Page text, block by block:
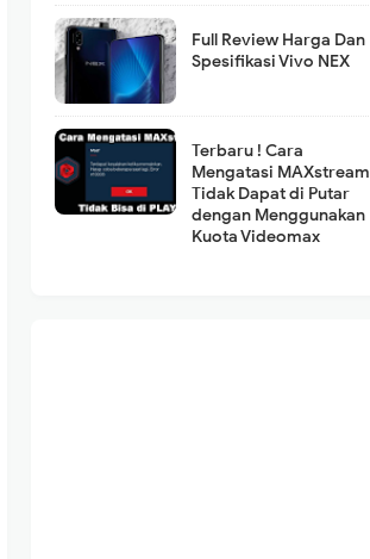
Full Review Harga Dan
Spesifikasi Vivo NEX
Terbaru ! Cara
Mengatasi MAXstream
Tidak Dapat di Putar
dengan Menggunakan
Kuota Videomax